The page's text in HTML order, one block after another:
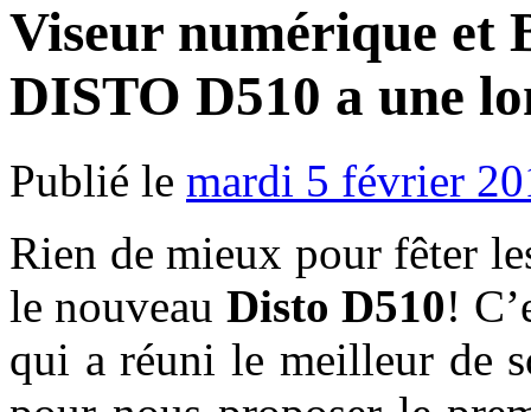
Viseur numérique et
DISTO D510 a une
Publié le mardi 5 février
Rien de mieux pour fêter
le nouveau Disto D510!
qui a réuni le meilleur de